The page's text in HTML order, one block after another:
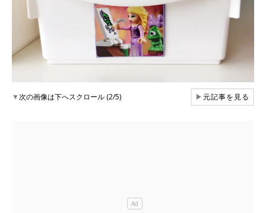
▼次の画像は下へスクロール (2/5) ▶元記事を見る